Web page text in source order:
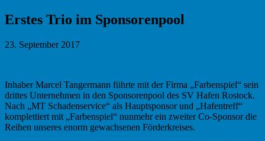
Erstes Trio im Sponsorenpool
23. September 2017
Inhaber Marcel Tangermann führte mit der Firma „Farbenspiel“ sein
drittes Unternehmen in den Sponsorenpool des SV Hafen Rostock.
Nach „MT Schadenservice“ als Hauptsponsor und „Hafentreff“
komplettiert mit „Farbenspiel“ nunmehr ein zweiter Co-Sponsor die
Reihen unseres enorm gewachsenen Förderkreises.